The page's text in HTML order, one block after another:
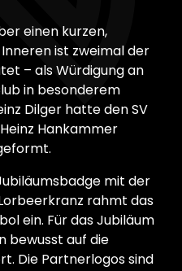
einen kurzen,
ist zweimal der
– als Würdigung an
in besonderem
Dilger hatte den SV
Hankammer
mit der
rahmt das
ein. Für das Jubiläum
bewusst auf die
Die Partnerlogos sind